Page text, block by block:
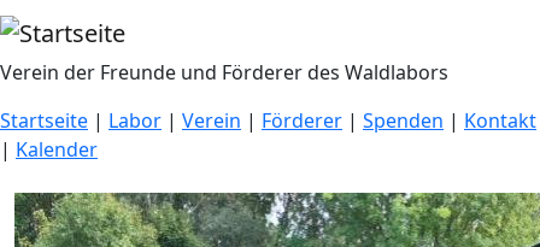
Direkt zum Inhalt
Verein der Freunde und Förderer des Waldlabors
Startseite | Labor | Verein | Förderer | Spenden | Kontakt
| Kalender